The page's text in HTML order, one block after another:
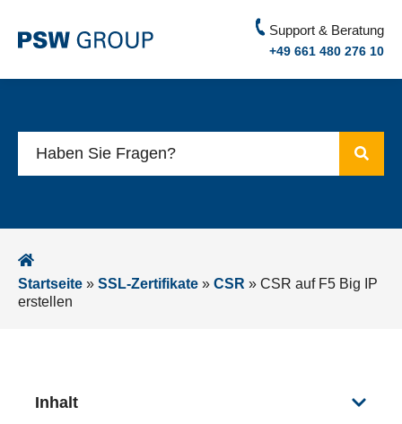
Support & Beratung
+49 661 480 276 10
Startseite » SSL-Zertifikate » CSR » CSR auf F5 Big IP
erstellen
Inhalt